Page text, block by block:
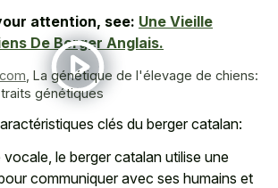
attention, see: Une Vieille
De Berger Anglais.
La génétique de l'élevage de chiens:
génétiques
clés du berger catalan:
le berger catalan utilise une
communiquer avec ses humains et